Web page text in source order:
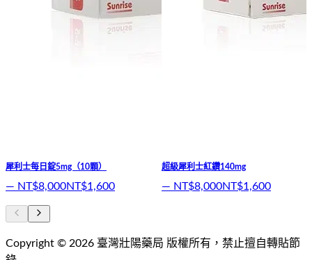
犀利士每日錠5mg（10顆）
— NT$8,000NT$1,600
超級犀利士紅鑽140mg
— NT$8,000NT$1,600
Copyright © 2026 臺灣壯陽藥局 版權所有，禁止擅自轉貼節